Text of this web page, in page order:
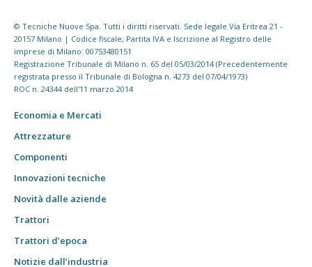
© Tecniche Nuove Spa. Tutti i diritti riservati. Sede legale Via Eritrea 21 -
20157 Milano | Codice fiscale, Partita IVA e Iscrizione al Registro delle
imprese di Milano: 00753480151
Registrazione Tribunale di Milano n. 65 del 05/03/2014 (Precedentemente
registrata presso il Tribunale di Bologna n. 4273 del 07/04/1973)
ROC n. 24344 dell'11 marzo 2014
Economia e Mercati
Attrezzature
Componenti
Innovazioni tecniche
Novità dalle aziende
Trattori
Trattori d’epoca
Notizie dall’industria